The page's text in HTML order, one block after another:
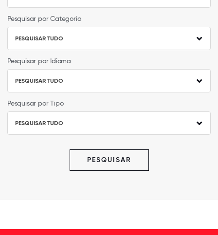
Pesquisar por Categoria
PESQUISAR TUDO
Pesquisar por Idioma
PESQUISAR TUDO
Pesquisar por Tipo
PESQUISAR TUDO
PESQUISAR